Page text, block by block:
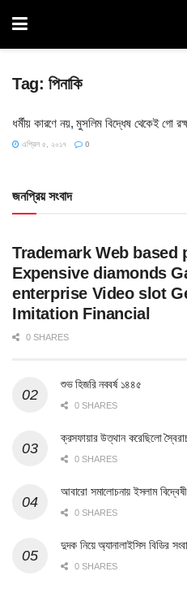
Tag: পিনাকি
ধর্মীয় কারণে নয়, মুসলিম বিদ্ধেষ থেকেই গো
এপ্রিল ৫, ২০১৭ 0
জনপ্রিয় সংবাদ
Trademark Web based
Expensive diamonds
enterprise Video slot
Imitation Financial
0 SHARES
শুভ হিজরি নববর্ষ ১৪৪৫
0 SHARES
ক্রসফায়ার উত্থান করেছিলো
0 SHARES
আবারো সমালোচনায় ইসলাম বিদ্বেষী
0 SHARES
দুদক নিয়ে অ্যানালাইসিস বিডির
0 SHARES